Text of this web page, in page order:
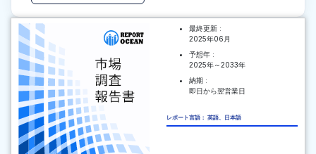
最終更新 :
2025年06月
予想年 :
2025年～2033年
納期 :
即日から翌営業日
レポート言語： 英語、日本語